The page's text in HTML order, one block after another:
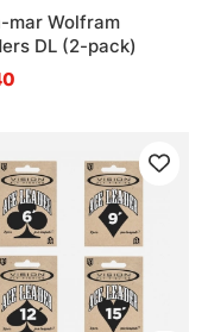
mar Wolfram
DL (2-pack)